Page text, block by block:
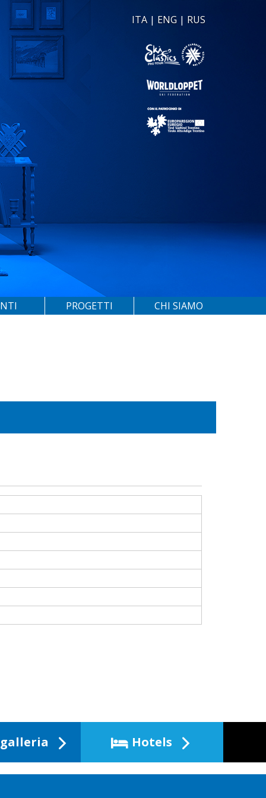
ITA | ENG | RUS
PROGETTI CHI SIAMO
galleria Hotels